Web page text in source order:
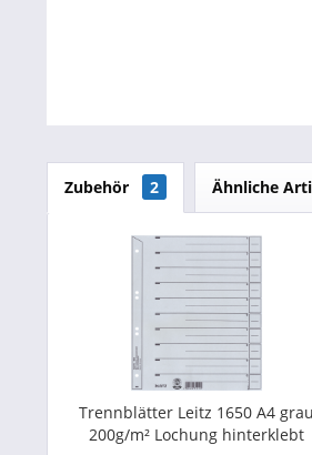
Zubehör 2 Ähnliche
Trennblätter Leitz 1650 A4 grau
200g/m² Lochung hinterklebt